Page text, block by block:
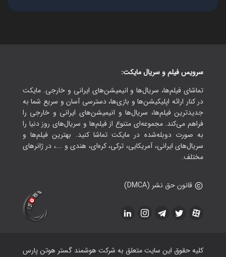
سرویس فیلم و سریال مایکت:
تماشای فیلم‌ها، سریال‌ها و انیمیشن‌های ایرانی و خارجی. مایکت
در کنار ارائه اپلیکیشن‌ها و بازی‌ها، دسترسی آسان و سریع شما به
جدیدترین فیلم‌ها، سریال‌ها و انیمیشن‌های ایرانی و خارجی را
فراهم می‌کند. مجموعه‌ای متنوع از فیلم‌ها و سریال‌های روز دنیا را
به صورت دوبله‌شده در مایکت تماشا کنید. بهترین فیلم‌ها و
سریال‌های ایرانی، آمریکایی، ترکی، کره‌ای، هندی و ...، در ژانرهای
مختلف.
قانون حق نشر (DMCA)
کلیه حقوق این سایت متعلق به شرکت هوشمند گستر هوتن پارس